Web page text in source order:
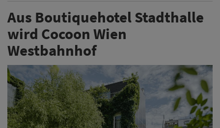
Aus Boutiquehotel Stadthalle
wird Cocoon Wien
Westbahnhof